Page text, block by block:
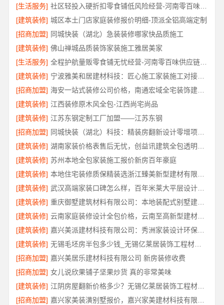
[生活服务]
社区轻投入硬折扣零食铺低风险经营-河南零百味供应链有限公司
[建筑装修] 城区本土门店家庭装修报价明细-顶派全铝高端定制
[招商加盟] 同城快装（湖北）急装装修哪家快品质施工
[建筑装修] 佛山禅城品质装饰家装施工雅居美家
[生活服务]
全程护航量贩零食铺无忧经营-河南零百味供应链有限公司
[建筑装修]
宁波雅美和居建材科技：匠心施工家装施工对接渠道
[招商加盟]
海安一站式装修公司价格，南通宏域全宅装饰建材有限公司
[建筑装修] 江西装修原木风全包-江西尚宅尚品
[建筑装修] 江苏东钢定制工厂加盟——江苏东钢
[招商加盟]
同城快装（湖北）科技：精装房翻新设计零增项更安心
[建筑装修]
[建筑装修] 苏州本地全包家装施工报价新房百年豪庭
[建筑装修]
[建筑装修]
武汉高端家装口碑怎么样，百年米莱大平层设计装修实景
[建筑装修]
重庆御墅建筑材料有限公司：本地装配式别墅建造零增项
[建筑装修]
云南家庭装修设计全包价格，云南至高新型建材有限公司
[建筑装修]
嘉兴美派建材科技有限公司：秀洲家装设计环保材料推荐
[建筑装修]
无锡毛坯房半包多少钱_无锡亿莱居装饰工程材料有限公司
[招商加盟] 嘉兴美居乐建材科技有限公司 新房装修收费
[招商加盟] 女儿说欣果铺子坚果炒货 真的非常美味
[建筑装修]
江阴房屋翻新价格多少？无锡亿莱居装饰工程材料有限公司为您算清
[招商加盟]